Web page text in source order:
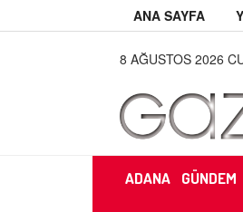
ANA SAYFA
8 AĞUSTOS 2026
ADANA GÜNDEM